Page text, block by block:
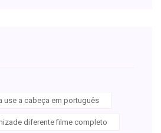
use a cabeça em português
diferente filme completo